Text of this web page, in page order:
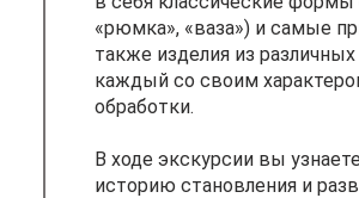
«рюмка», «ваза») и самые
также изделия из
каждый со своим
обработки.
В ходе экскурсии вы
историю становления и